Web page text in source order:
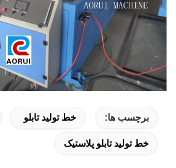
برچسب ها: خط تولید تابلو
خط تولید تابلو پلاستیک